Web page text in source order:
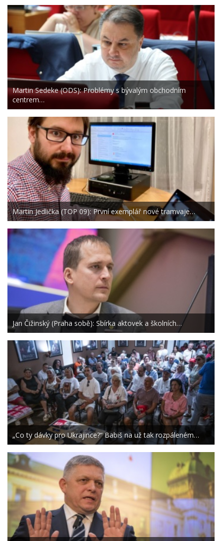
Martin Sedeke (ODS): Problémy s bývalým obchodním
centrem…
Martin Jedlička (TOP 09): První exemplář nové tramvaje…
Jan Čižinský (Praha sobě): Sbírka aktovek a školních…
„Co ty dávky pro Ukrajince?“ Babiš na už tak rozpáleném…